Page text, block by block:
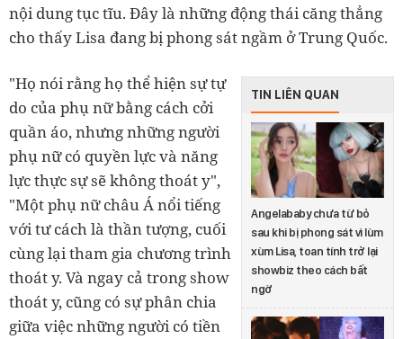
nội dung tục tĩu. Đây là những động thái căng thẳng
cho thấy Lisa đang bị phong sát ngầm ở Trung Quốc.
TIN LIÊN QUAN
Angelababy chưa từ bỏ
sau khi bị phong sát vì lùm
xùm Lisa, toan tính trở lại
showbiz theo cách bất
ngờ
"Họ nói rằng họ thể hiện sự tự
do của phụ nữ bằng cách cởi
quần áo, nhưng những người
phụ nữ có quyền lực và năng
lực thực sự sẽ không thoát y",
"Một phụ nữ châu Á nổi tiếng
với tư cách là thần tượng, cuối
cùng lại tham gia chương trình
thoát y. Và ngay cả trong show
thoát y, cũng có sự phân chia
giữa việc những người có tiền